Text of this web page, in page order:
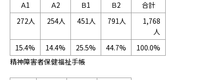
Ａ1 Ａ2 Ｂ1 Ｂ2
合計
272人
254人 451人 791人
1,768
人
15.4%
14.4% 25.5% 44.7%
100.0%
精神障害者保健福祉手帳